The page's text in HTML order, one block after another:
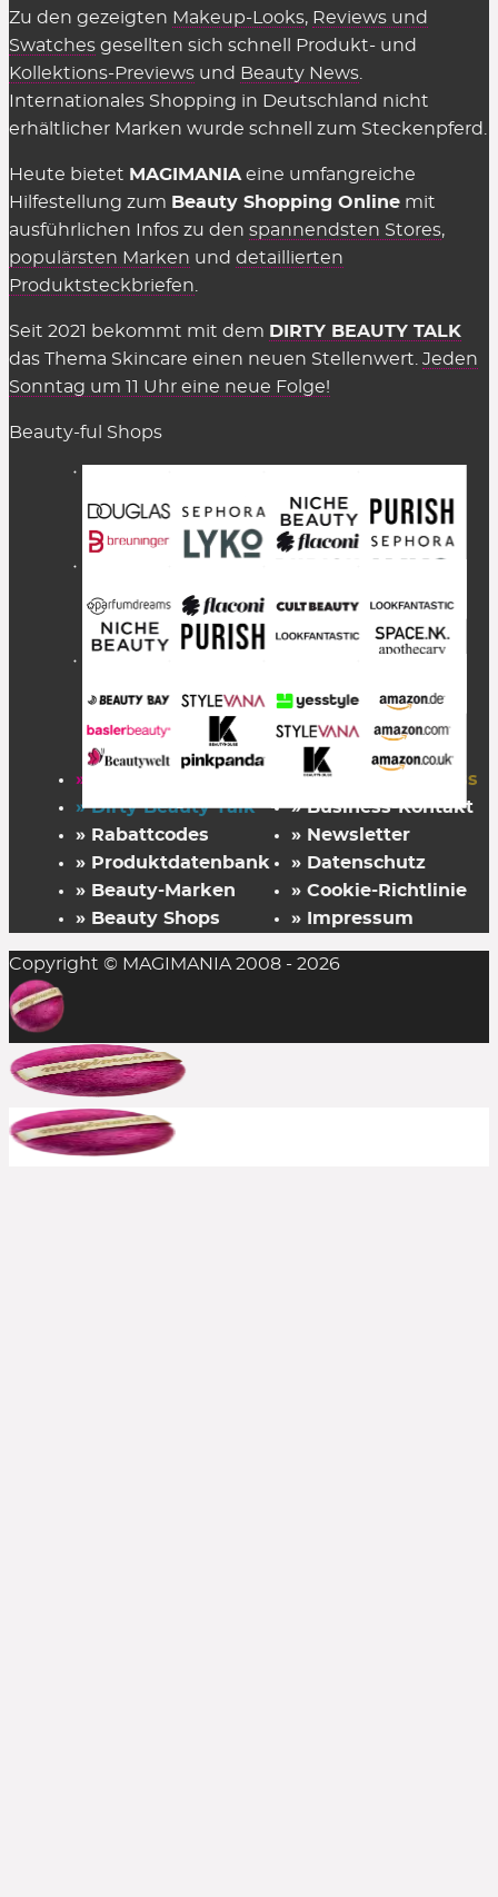
Zu den gezeigten Makeup-Looks, Reviews und
Swatches gesellten sich schnell Produkt- und
Kollektions-Previews und Beauty News
Internationales Shopping in Deutschland nicht
erhältlicher Marken wurde schnell zum Steckenpferd.
Heute bietet MAGIMANIA eine umfangreiche
Hilfestellung zum Beauty Shopping Online mit
ausführlichen Infos zu den spannendsten Stores,
populärsten Marken und detaillierten
Produktsteckbriefen
Seit 2021 bekommt mit dem DIRTY BEAUTY TALK
das Thema Skincare einen neuen Stellenwert. Jeden
Sonntag um 11 Uhr eine neue Folge!
Beauty-ful Shops
» Startseite
» Dirty Beauty Talk
» Rabattcodes
» Produktdatenbank
» Beauty-Marken
» Beauty Shops
» FAZ Kaufkompass
» Business-Kontakt
» Newsletter
» Datenschutz
» Cookie-Richtlinie
» Impressum
Copyright © MAGIMANIA 2008 - 2026